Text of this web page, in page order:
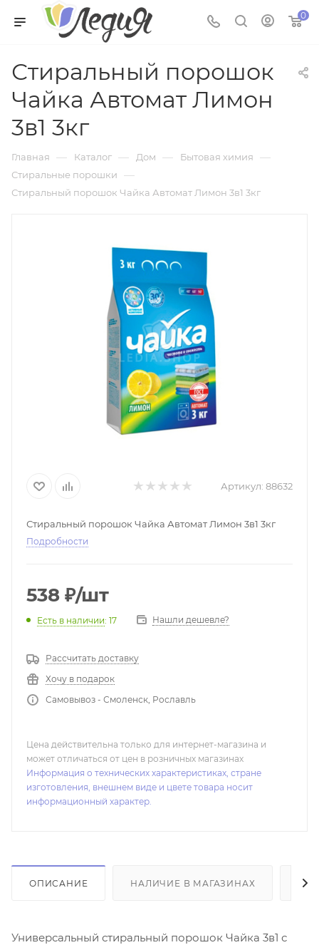
0
Стиральный порошок
Чайка Автомат Лимон
3в1 3кг
Главная — Каталог — Дом — Бытовая химия —
Стиральные порошки —
Стиральный порошок Чайка Автомат Лимон 3в1 3кг
Артикул: 88632
Стиральный порошок Чайка Автомат Лимон 3в1 3кг
Подробности
538 ₽/шт
Есть в наличии: 17 Нашли дешевле?
Рассчитать доставку
Хочу в подарок
Самовывоз - Смоленск, Рославль
Цена действительна только для интернет-магазина и
может отличаться от цен в розничных магазинах
Информация о технических характеристиках, стране
изготовления, внешнем виде и цвете товара носит
информационный характер.
ОПИСАНИЕ НАЛИЧИЕ В МАГАЗИНАХ
Универсальный стиральный порошок Чайка 3в1 с